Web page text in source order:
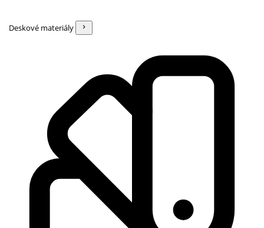
Deskové materiály